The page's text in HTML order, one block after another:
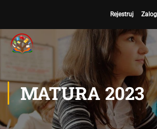
Rejestruj
MATURA 2023